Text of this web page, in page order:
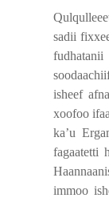
sadii
fudhatanii
isheef
xoofoo
ka’u
fagaatetti
immoo